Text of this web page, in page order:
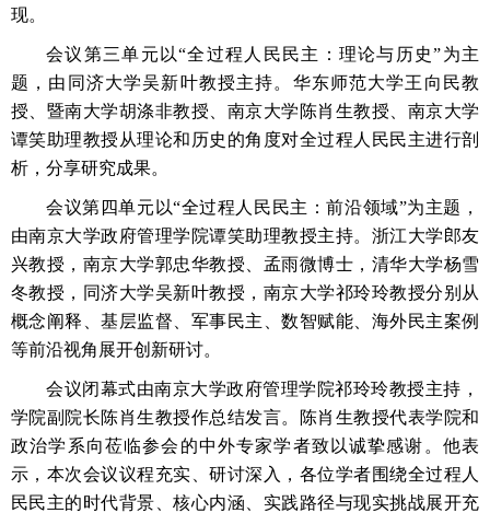
现。
会议第三单元以“全过程人民民主：理论与历史”为主
题，由同济大学吴新叶教授主持。华东师范大学王向民教
授、暨南大学胡涤非教授、南京大学陈肖生教授、南京大学
谭笑助理教授从理论和历史的角度对全过程人民民主进行剖
析，分享研究成果。
会议第四单元以“全过程人民民主：前沿领域”为主题，
由南京大学政府管理学院谭笑助理教授主持。浙江大学郎友
兴教授，南京大学郭忠华教授、孟雨微博士，清华大学杨雪
冬教授，同济大学吴新叶教授，南京大学祁玲玲教授分别从
概念阐释、基层监督、军事民主、数智赋能、海外民主案例
等前沿视角展开创新研讨。
会议闭幕式由南京大学政府管理学院祁玲玲教授主持，
学院副院长陈肖生教授作总结发言。陈肖生教授代表学院和
政治学系向莅临参会的中外专家学者致以诚挚感谢。他表
示，本次会议议程充实、研讨深入，各位学者围绕全过程人
民民主的时代背景、核心内涵、实践路径与现实挑战展开充